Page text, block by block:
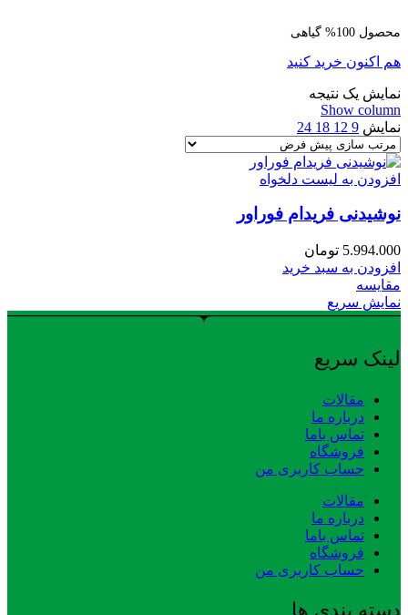
محصول 100% گیاهی
هم اکنون خرید کنید
نمایش یک نتیجه
Show column
نمایش 9
12
18
24
افزودن به لیست دلخواه
نوشیدنی فریدام فوراور
5.994.000 تومان
افزودن به سبد خرید
مقایسه
نمایش سریع
لینک سریع
مقالات
درباره ما
تماس باما
فروشگاه
حساب کاربری من
مقالات
درباره ما
تماس باما
فروشگاه
حساب کاربری من
دسته بندی ها